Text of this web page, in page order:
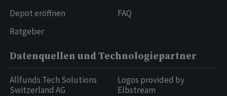
Depot eröffnen
Ratgeber
FAQ
Datenquellen und Technologiepartner
Allfunds Tech Solutions
Switzerland AG
Logos provided by
Elbstream